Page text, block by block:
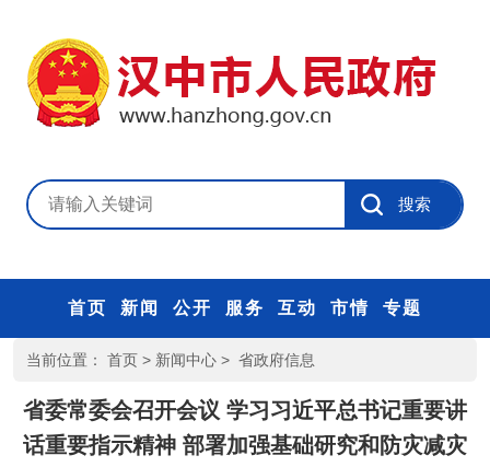
首页 新闻 公开 服务 互动 市情 专题
当前位置： 首页 > 新闻中心 > 省政府信息
省委常委会召开会议 学习习近平总书记重要讲
话重要指示精神 部署加强基础研究和防灾减灾